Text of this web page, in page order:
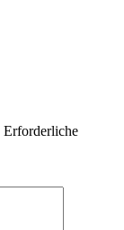
Erforderliche